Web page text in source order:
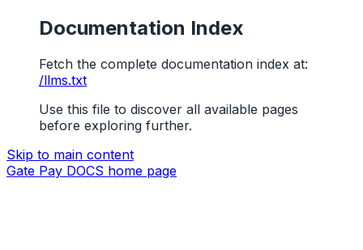
Documentation Index
Fetch the complete documentation index at:
/llms.txt
Use this file to discover all available pages
before exploring further.
Skip to main content
Gate Pay DOCS home page